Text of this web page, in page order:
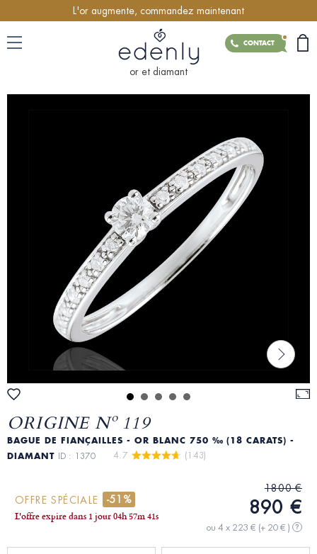
L'or augmente, commandez maintenant
CONTACT
or et diamant
ORIGINE Nº 119
BAGUE DE FIANÇAILLES - OR BLANC 750 ‰ (18 CARATS) -
DIAMANT ID : 1370 4.7 (143)
OFFRE SPÉCIALE
-51%
L'offre expire dans 1 jour04h57m40s
1800 €
890 €
ou 4 x 223 € (+ 20 € ) ?